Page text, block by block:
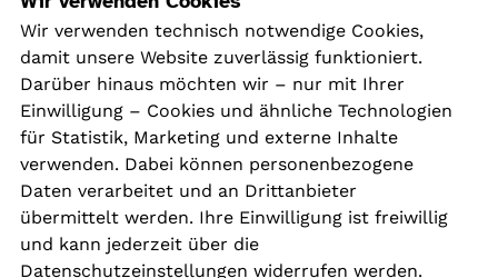
Kontakt
Presse
Aktuelles
Karriere
Newsletter
Social Media
Wir verwenden technisch notwendige Cookies,
damit unsere Website zuverlässig funktioniert.
Darüber hinaus möchten wir – nur mit Ihrer
Einwilligung – Cookies und ähnliche Technologien
für Statistik, Marketing und externe Inhalte
verwenden. Dabei können personenbezogene
Daten verarbeitet und an Drittanbieter
übermittelt werden. Ihre Einwilligung ist freiwillig
und kann jederzeit über die
Datenschutzeinstellungen widerrufen werden.